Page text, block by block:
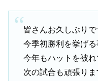
皆さんお久しぶり
今季初勝利を挙げる
今年もハットを被
次の試合も頑張りま